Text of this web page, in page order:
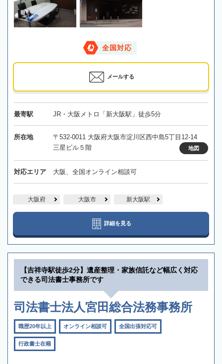
全国対応
メールする
最寄駅 JR・大阪メトロ「新大阪駅」徒歩5分
所在地
〒532-0011 大阪府大阪市淀川区西中島5丁目12-14
三星ビル５階
地図
対応エリア 大阪、全国オンライン相談可
大阪府 大阪市 新大阪駅
詳細を見る
【吉祥寺駅徒歩2分】遺産整理・家族信託など幅広く対応
できる司法書士事務所です
司法書士法人宮田総合法務事務所
職歴20年以上 オンライン相談可 全国出張対応可
行政書士在籍